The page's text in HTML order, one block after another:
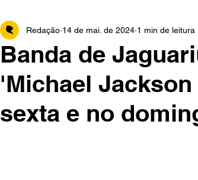
Banda de
'Michael
sexta e no
Redação 14 de mai. de 2024 1 min de leitura